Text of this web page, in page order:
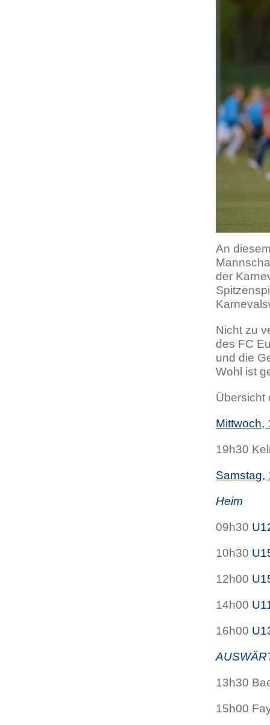
An
der
Nicht zu
des FC
und die
Wohl ist
Übersicht
Mittwoch,
19h30
Samstag,
Heim
09h30
10h30
12h00
14h00
16h00
13h30
15h00